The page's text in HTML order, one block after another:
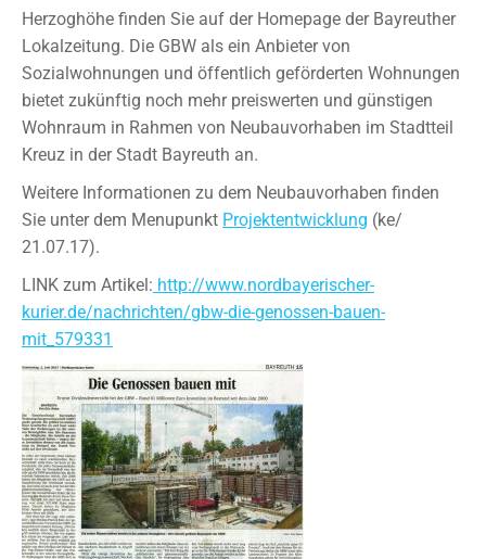
Herzoghöhe finden Sie auf der Homepage der Bayreuther
Lokalzeitung. Die GBW als ein Anbieter von
Sozialwohnungen und öffentlich geförderten Wohnungen
bietet zukünftig noch mehr preiswerten und günstigen
Wohnraum in Rahmen von Neubauvorhaben im Stadtteil
Kreuz in der Stadt Bayreuth an.
Weitere Informationen zu dem Neubauvorhaben finden
Sie unter dem Menupunkt Projektentwicklung (ke/
21.07.17).
LINK zum Artikel: http://www.nordbayerischer-
kurier.de/nachrichten/gbw-die-genossen-bauen-
mit_579331